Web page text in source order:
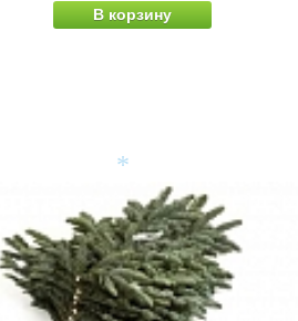
*
В корзину